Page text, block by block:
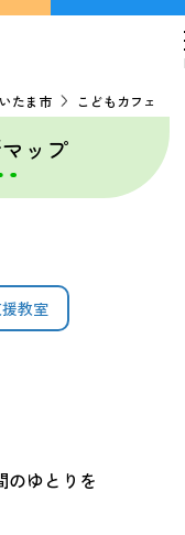
たま市 こどもカフェ
ップ
教室
のゆとりを